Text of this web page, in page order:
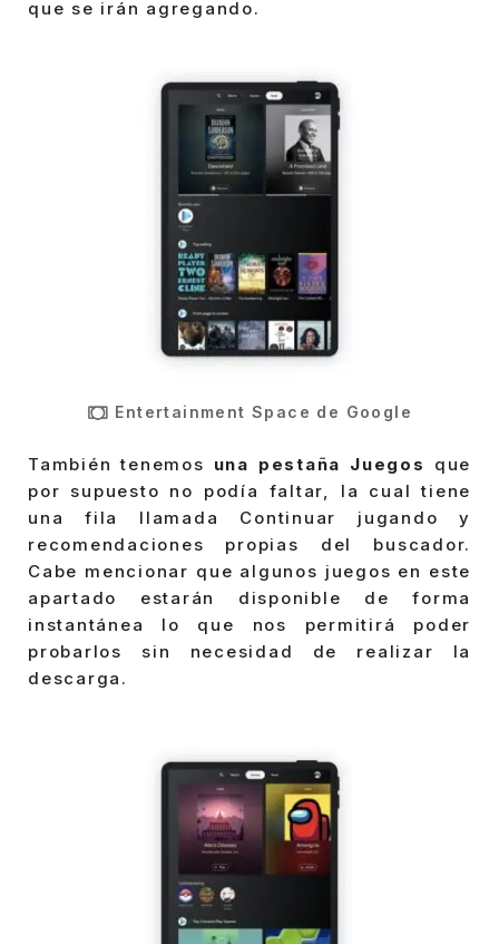
que se irán agregando.
Entertainment Space de Google
También tenemos una pestaña Juegos
que
por supuesto no podía faltar, la cual tiene
una fila llamada Continuar jugando y
recomendaciones propias del buscador.
Cabe mencionar que algunos juegos en este
apartado estarán disponible de forma
instantánea lo que nos permitirá poder
probarlos sin necesidad de realizar la
descarga.